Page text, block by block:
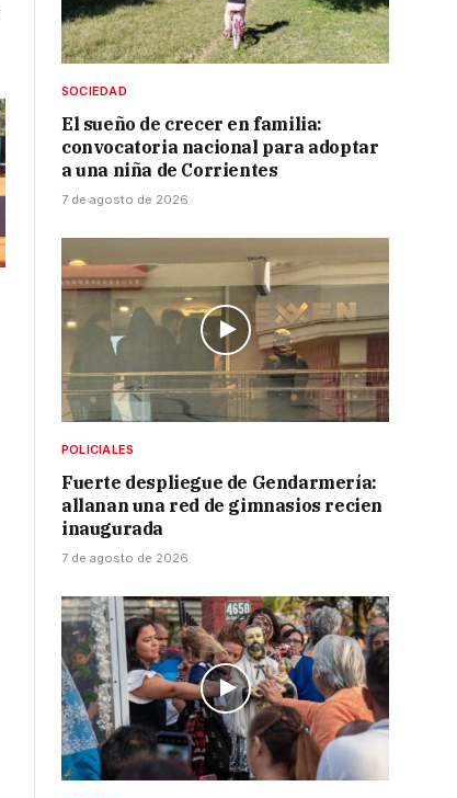
SOCIEDAD
El sueño de crecer en familia:
convocatoria nacional para adoptar
a una niña de Corrientes
7 de agosto de 2026
POLICIALES
Fuerte despliegue de Gendarmería:
allanan una red de gimnasios recien
inaugurada
7 de agosto de 2026